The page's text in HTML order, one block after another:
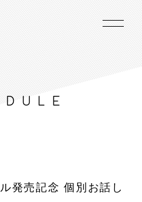
発売記念 個別お話し